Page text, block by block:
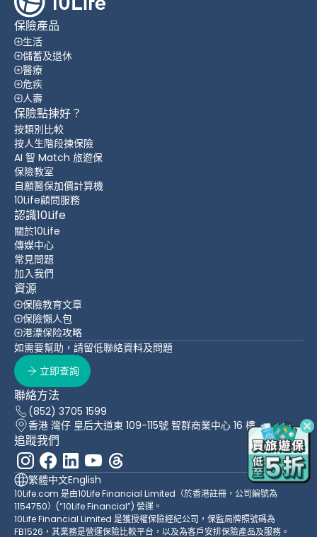
保險產品
生活
儲蓄及退休
醫療
危疾
人壽
保險點揀好？
按類別比較
按人生階段揀保險
AI 智 Match 旅遊保
保險教室
自願醫保加價計算機
10Life顧問服務
認識10Life
關於10Life
傳媒中心
常見問題
加入我們
資源
保險教育文章
保險懶人包
港漂保险攻略
如需要幫助，請留低聯絡資料及問題
立即查詢
聯絡方法
(852) 3705 1599
香港 灣仔 皇后大道東 109-115號 智群商業中心 16 樓
追蹤我們
繁體中文English
10Life.com 是由10Life Financial Limited（於香港註冊，公司編號為
1154750）(“10Life Financial”) 營運。
10Life Financial Limited 是獲授權保險經紀公司，保監局牌照號碼為
FB1526，其業務是營運保險比較平台，以及為客戶安排保險產品及服務。